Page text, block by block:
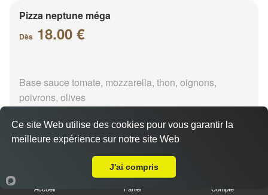
Pizza neptune méga
Dès 18.00 €
Base sauce tomate, mozzarella, thon, oignons,
poivrons, olives
Pizza napolitaine méga
18.00 €
Accueil Panier Compte
Ce site Web utilise des cookies pour vous garantir la
meilleure expérience sur notre site Web
J'ai compris